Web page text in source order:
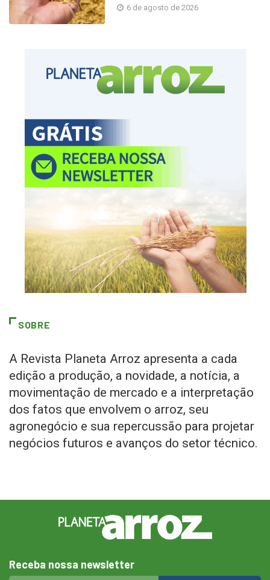
6 de agosto de 2026
SOBRE
A Revista Planeta Arroz apresenta a cada
edição a produção, a novidade, a notícia, a
movimentação de mercado e a interpretação
dos fatos que envolvem o arroz, seu
agronegócio e sua repercussão para projetar
negócios futuros e avanços do setor técnico.
Receba nossa newsletter